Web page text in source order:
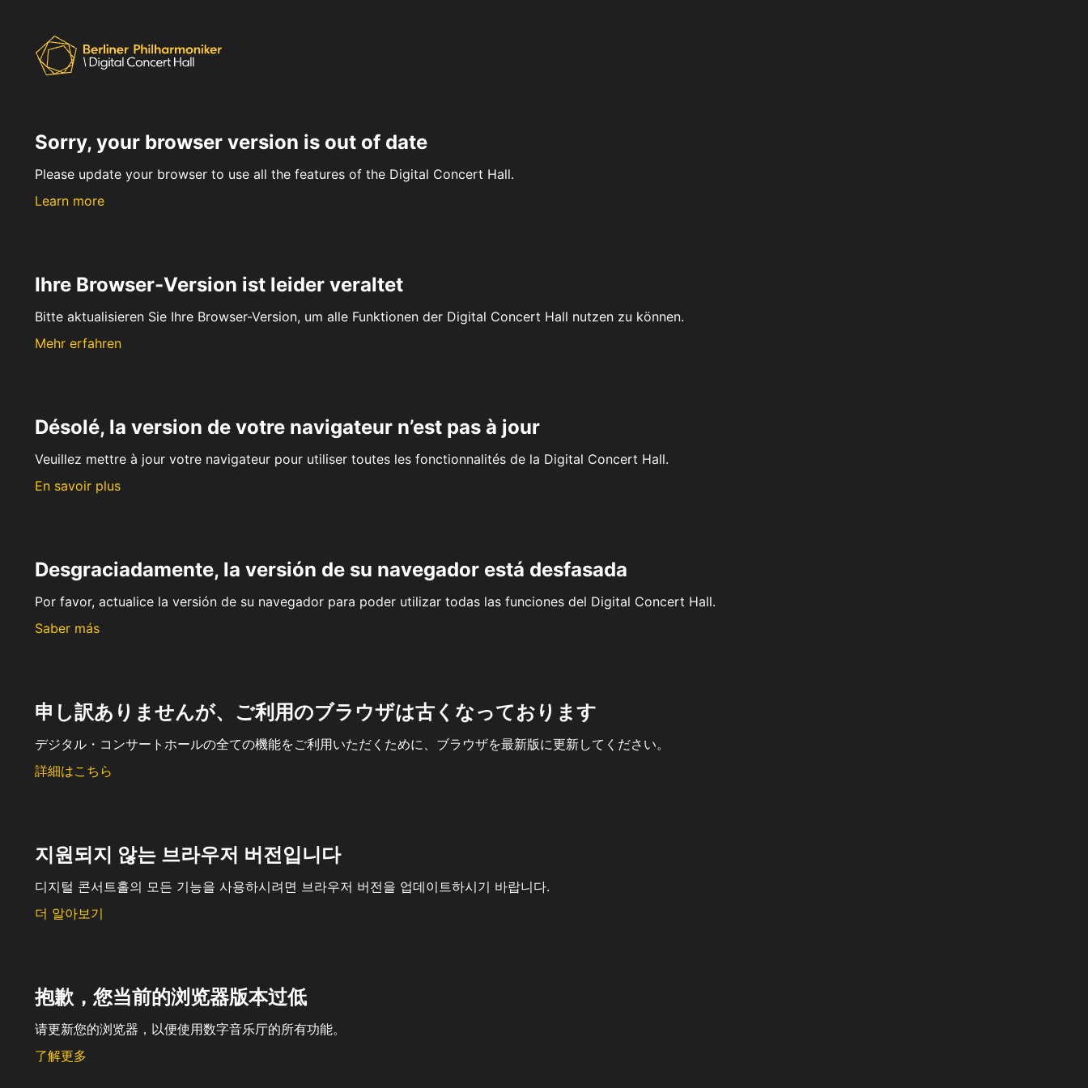
Sorry, your browser version is out of date
Please update your browser to use all the features of the Digital Concert Hall.
Learn more
Ihre Browser-Version ist leider veraltet
Bitte aktualisieren Sie Ihre Browser-Version, um alle Funktionen der Digital Concert Hall nutzen zu können.
Mehr erfahren
Désolé, la version de votre navigateur n’est pas à jour
Veuillez mettre à jour votre navigateur pour utiliser toutes les fonctionnalités de la Digital Concert Hall.
En savoir plus
Desgraciadamente, la versión de su navegador está desfasada
Por favor, actualice la versión de su navegador para poder utilizar todas las funciones del Digital Concert Hall.
Saber más
申し訳ありませんが、ご利用のブラウザは古くなっております
デジタル・コンサートホールの全ての機能をご利用いただくために、ブラウザを最新版に更新してください。
詳細はこちら
지원되지 않는 브라우저 버전입니다
디지털 콘서트홀의 모든 기능을 사용하시려면 브라우저 버전을 업데이트하시기 바랍니다.
더 알아보기
抱歉，您当前的浏览器版本过低
请更新您的浏览器，以便使用数字音乐厅的所有功能。
了解更多